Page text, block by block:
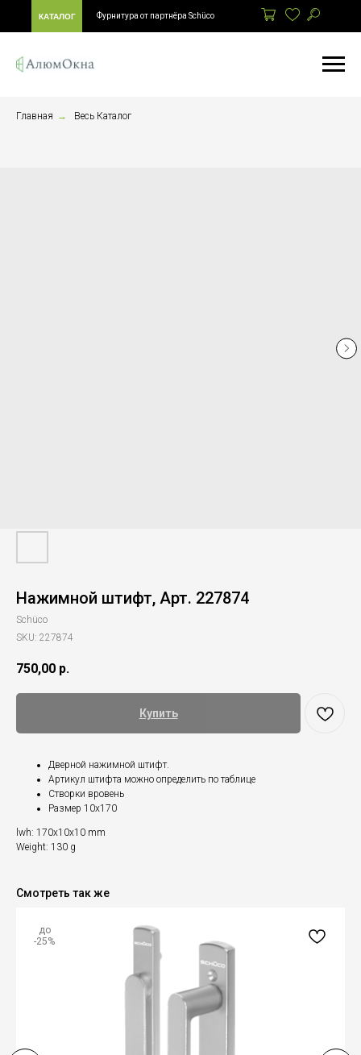
КАТАЛОГ Фурнитура от партнёра Schüco
Главная → Весь Каталог
Нажимной штифт, Арт. 227874
Schüco
SKU: 227874
750,00 р.
Купить
Дверной нажимной штифт.
Артикул штифта можно определить по таблице
Створки вровень
Размер 10х170
lwh: 170x10x10 mm
Weight: 130 g
Смотреть так же
до
-25%